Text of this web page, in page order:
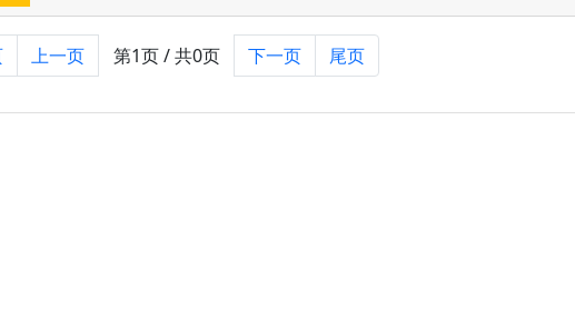
上一页 第1页 / 共0页 下一页 尾页